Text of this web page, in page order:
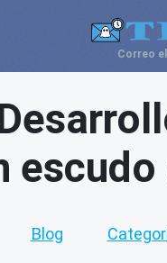
Correo
Blog